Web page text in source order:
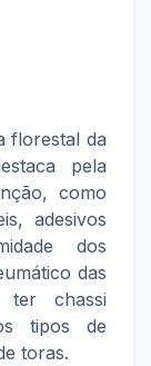
florestal da
pela
como
adesivos
dos
das
ter chassi
tipos de
toras.